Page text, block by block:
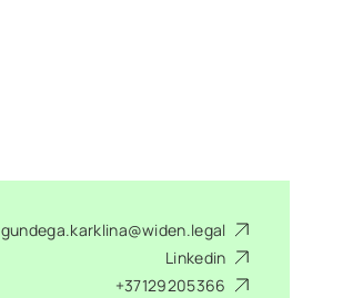
gundega.karklina@widen.legal
Linkedin
+37129205366